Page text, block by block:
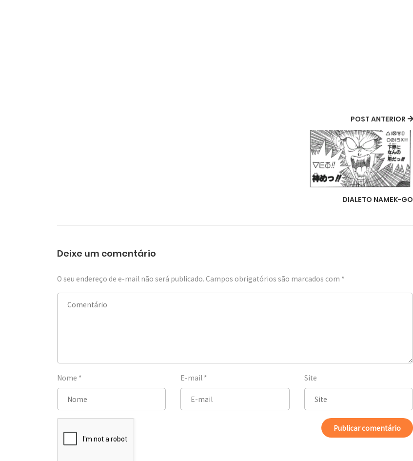
POST ANTERIOR
DIALETO NAMEK-GO
Deixe um comentário
O seu endereço de e-mail não será publicado. Campos obrigatórios são marcados com *
Nome * E-mail * Site